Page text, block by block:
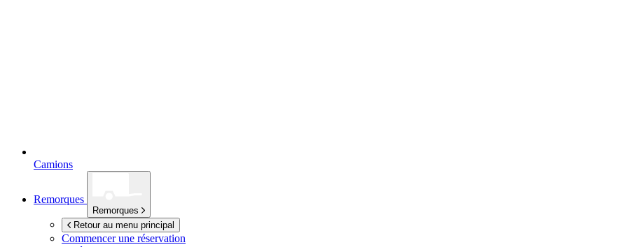
Camions
Remorques
Remorques
Retour au menu principal
Commencer une réservation